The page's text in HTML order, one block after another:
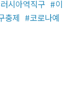
시아역직구 #이
충제 #코로나예